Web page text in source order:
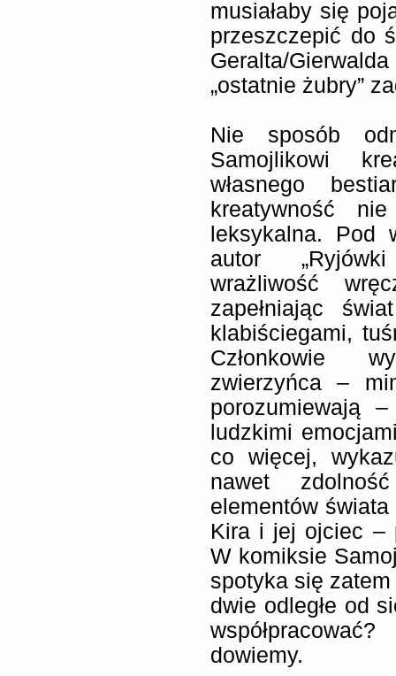
musiałaby się
przeszczepić do
Geralta/
„ostatnie żubry”
Nie sposób
Samojlikowi
własnego
kreatywność
leksykalna. Pod
autor
wrażliwość
zapełniając
klabiściegami,
Członkowie
zwierzyńca –
porozumiewają
ludzkimi
co więcej,
nawet
elementów
Kira i jej ojciec –
W komiksie
spotyka się
dwie odległe od
dowiemy.